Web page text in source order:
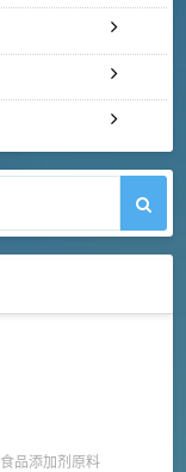
食品添加剂原料